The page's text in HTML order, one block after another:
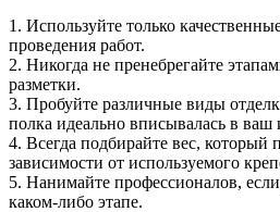
1. Используйте только
проведения работ.
2. Никогда не пренебрегайте
разметки.
3. Пробуйте различные виды
полка идеально вписывалась в ваш
4. Всегда подбирайте вес, который
зависимости от используемого
5. Нанимайте профессионалов,
каком-либо этапе.